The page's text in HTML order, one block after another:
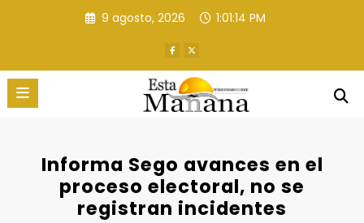
9 agosto, 2026 1:01:15 PM
Informa Sego avances en el
proceso electoral, no se
registran incidentes